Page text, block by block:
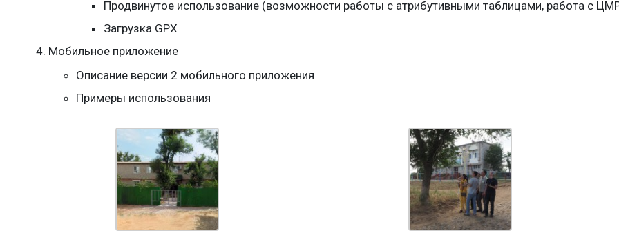
Продвинутое использование (возможности работы с атрибутивными таблицами, работа с
Загрузка GPX
Мобильное приложение
Описание версии 2 мобильного приложения
Примеры использования